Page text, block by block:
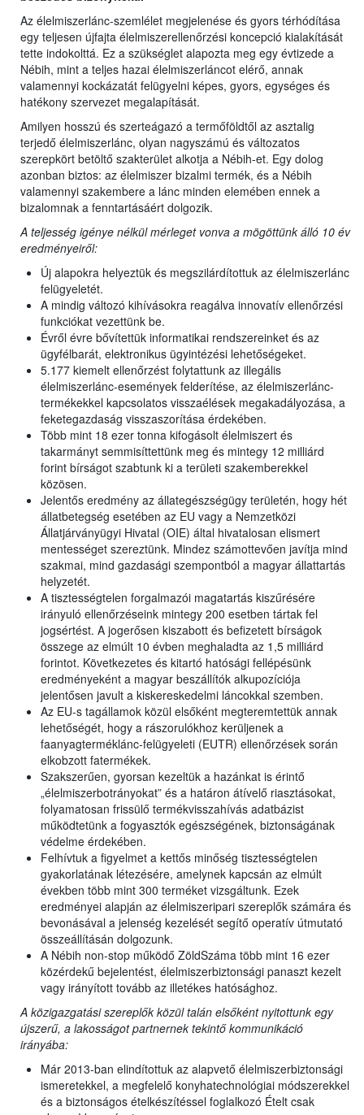
Az élelmiszerlánc-szemlélet megjelenése és gyors térhódítása
egy teljesen újfajta élelmiszerellenőrzési koncepció kialakítását
tette indokolttá. Ez a szükséglet alapozta meg egy évtizede a
Nébih, mint a teljes hazai élelmiszerláncot elérő, annak
valamennyi kockázatát felügyelni képes, gyors, egységes és
hatékony szervezet megalapítását.
Amilyen hosszú és szerteágazó a termőföldtől az asztalig
terjedő élelmiszerlánc, olyan nagyszámú és változatos
szerepkört betöltő szakterület alkotja a Nébih-et. Egy dolog
azonban biztos: az élelmiszer bizalmi termék, és a Nébih
valamennyi szakembere a lánc minden elemében ennek a
bizalomnak a fenntartásáért dolgozik.
A teljesség igénye nélkül mérleget vonva a mögöttünk álló 10 év
eredményeiről:
Új alapokra helyeztük és megszilárdítottuk az élelmiszerlánc
felügyeletét.
A mindig változó kihívásokra reagálva innovatív ellenőrzési
funkciókat vezettünk be.
Évről évre bővítettük informatikai rendszereinket és az
ügyfélbarát, elektronikus ügyintézési lehetőségeket.
5.177 kiemelt ellenőrzést folytattunk az illegális
élelmiszerlánc-események felderítése, az élelmiszerlánc-
termékekkel kapcsolatos visszaélések megakadályozása, a
feketegazdaság visszaszorítása érdekében.
Több mint 18 ezer tonna kifogásolt élelmiszert és
takarmányt semmisíttettünk meg és mintegy 12 milliárd
forint bírságot szabtunk ki a területi szakemberekkel
közösen.
Jelentős eredmény az állategészségügy területén, hogy hét
állatbetegség esetében az EU vagy a Nemzetközi
Állatjárványügyi Hivatal (OIE) által hivatalosan elismert
mentességet szereztünk. Mindez számottevően javítja mind
szakmai, mind gazdasági szempontból a magyar állattartás
helyzetét.
A tisztességtelen forgalmazói magatartás kiszűrésére
irányuló ellenőrzéseink mintegy 200 esetben tártak fel
jogsértést. A jogerősen kiszabott és befizetett bírságok
összege az elmúlt 10 évben meghaladta az 1,5 milliárd
forintot. Következetes és kitartó hatósági fellépésünk
eredményeként a magyar beszállítók alkupozíciója
jelentősen javult a kiskereskedelmi láncokkal szemben.
Az EU-s tagállamok közül elsőként megteremtettük annak
lehetőségét, hogy a rászorulókhoz kerüljenek a
faanyagterméklánc-felügyeleti (EUTR) ellenőrzések során
elkobzott fatermékek.
Szakszerűen, gyorsan kezeltük a hazánkat is érintő
„élelmiszerbotrányokat” és a határon átívelő riasztásokat,
folyamatosan frissülő termékvisszahívás adatbázist
működtetünk a fogyasztók egészségének, biztonságának
védelme érdekében.
Felhívtuk a figyelmet a kettős minőség tisztességtelen
gyakorlatának létezésére, amelynek kapcsán az elmúlt
években több mint 300 terméket vizsgáltunk. Ezek
eredményei alapján az élelmiszeripari szereplők számára és
bevonásával a jelenség kezelését segítő operatív útmutató
összeállításán dolgozunk.
A Nébih non-stop működő ZöldSzáma több mint 16 ezer
közérdekű bejelentést, élelmiszerbiztonsági panaszt kezelt
vagy irányított tovább az illetékes hatósághoz.
A közigazgatási szereplők közül talán elsőként nyitottunk egy
újszerű, a lakosságot partnernek tekintő kommunikáció
irányába:
Már 2013-ban elindítottuk az alapvető élelmiszerbiztonsági
ismeretekkel, a megfelelő konyhatechnológiai módszerekkel
és a biztonságos ételkészítéssel foglalkozó Ételt csak